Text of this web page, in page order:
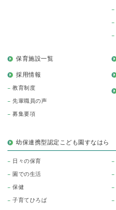
保育施設一覧
採用情報
教育制度
先輩職員の声
募集要項
幼保連携型認定こども園すなはら
日々の保育
園での生活
保健
子育てひろば